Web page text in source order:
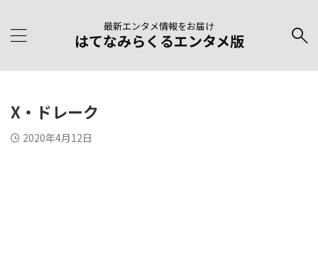
最新エンタメ情報をお届け
はてなみらくるエンタメ版
X・ドレーク
2020年4月12日